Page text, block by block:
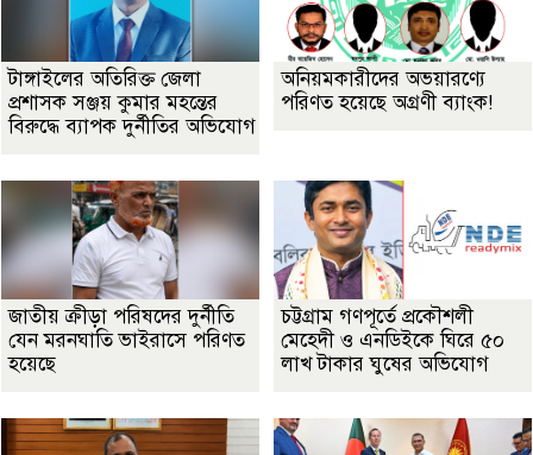
টাঙ্গাইলের অতিরিক্ত জেলা
প্রশাসক সঞ্জয় কুমার মহন্তের
বিরুদ্ধে ব্যাপক দুর্নীতির অভিযোগ
অনিয়মকারীদের অভয়ারণ্যে
পরিণত হয়েছে অগ্রণী ব্যাংক!
জাতীয় ক্রীড়া পরিষদের দুর্নীতি
যেন মরনঘাতি ভাইরাসে পরিণত
হয়েছে
চট্টগ্রাম গণপূর্তে প্রকৌশলী
মেহেদী ও এনডিইকে ঘিরে ৫০
লাখ টাকার ঘুষের অভিযোগ